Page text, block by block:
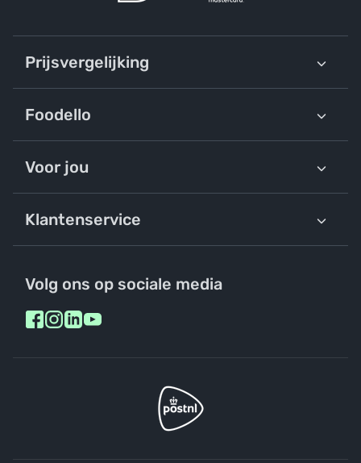
Prijsvergelijking
Foodello
Voor jou
Klantenservice
Volg ons op sociale media